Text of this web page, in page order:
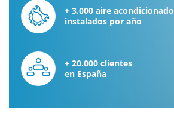
+ 3.000 aire acondicionado
instalados por año
+ 20.000 clientes
en España